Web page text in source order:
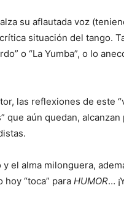
su aflautada voz
situación del tango.
o “La Yumba”, o lo
las reflexiones de este
que aún quedan,
el alma milonguera,
“toca” para HUMOR…